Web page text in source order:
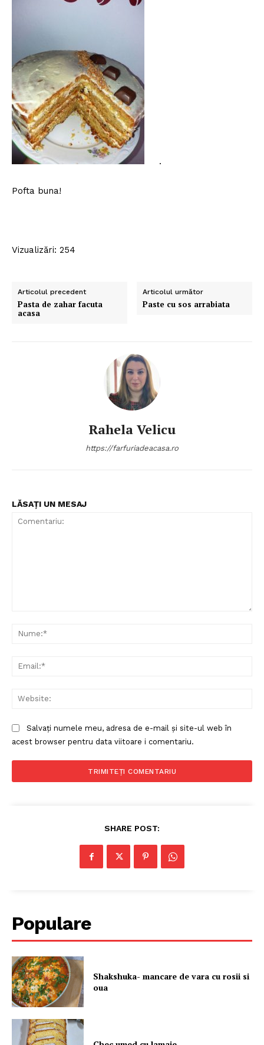
.
Pofta buna!
Vizualizări: 254
Articolul precedent
Pasta de zahar facuta
acasa
Articolul următor
Paste cu sos arrabiata
Rahela Velicu
https://farfuriadeacasa.ro
LĂSAȚI UN MESAJ
Salvați numele meu, adresa de e-mail și site-ul web în
acest browser pentru data viitoare i comentariu.
SHARE POST:
Populare
Shakshuka- mancare de vara cu rosii si
oua